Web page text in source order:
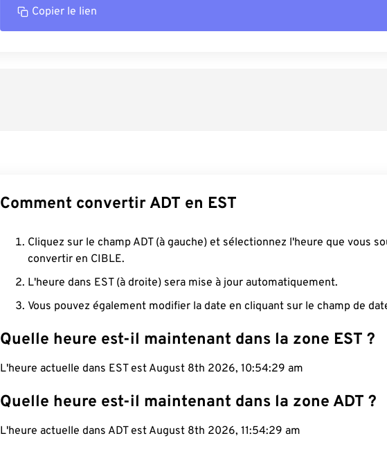
Copier le lien
Comment convertir ADT en EST
Cliquez sur le champ ADT (à gauche) et sélectionnez l'heure que vous
convertir en CIBLE.
L'heure dans EST (à droite) sera mise à jour automatiquement.
Vous pouvez également modifier la date en cliquant sur le champ de
Quelle heure est-il maintenant dans la zone EST ?
L'heure actuelle dans EST est August 8th 2026, 10:54:30 am
Quelle heure est-il maintenant dans la zone ADT ?
L'heure actuelle dans ADT est August 8th 2026, 11:54:30 am